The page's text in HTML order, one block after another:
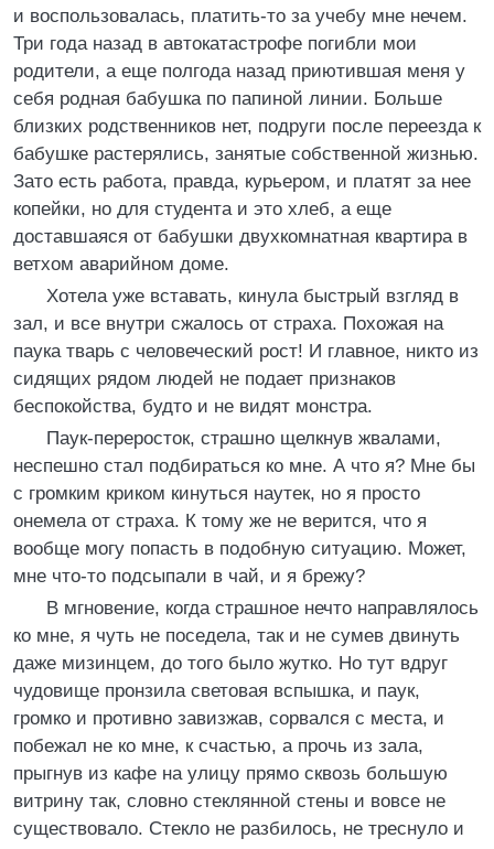
и воспользовалась, платить-то за учебу мне нечем.
Три года назад в автокатастрофе погибли мои
родители, а еще полгода назад приютившая меня у
себя родная бабушка по папиной линии. Больше
близких родственников нет, подруги после переезда к
бабушке растерялись, занятые собственной жизнью.
Зато есть работа, правда, курьером, и платят за нее
копейки, но для студента и это хлеб, а еще
доставшаяся от бабушки двухкомнатная квартира в
ветхом аварийном доме.
Хотела уже вставать, кинула быстрый взгляд в
зал, и все внутри сжалось от страха. Похожая на
паука тварь с человеческий рост! И главное, никто из
сидящих рядом людей не подает признаков
беспокойства, будто и не видят монстра.
Паук-переросток, страшно щелкнув жвалами,
неспешно стал подбираться ко мне. А что я? Мне бы
с громким криком кинуться наутек, но я просто
онемела от страха. К тому же не верится, что я
вообще могу попасть в подобную ситуацию. Может,
мне что-то подсыпали в чай, и я брежу?
В мгновение, когда страшное нечто направлялось
ко мне, я чуть не поседела, так и не сумев двинуть
даже мизинцем, до того было жутко. Но тут вдруг
чудовище пронзила световая вспышка, и паук,
громко и противно завизжав, сорвался с места, и
побежал не ко мне, к счастью, а прочь из зала,
прыгнув из кафе на улицу прямо сквозь большую
витрину так, словно стеклянной стены и вовсе не
существовало. Стекло не разбилось, не треснуло и